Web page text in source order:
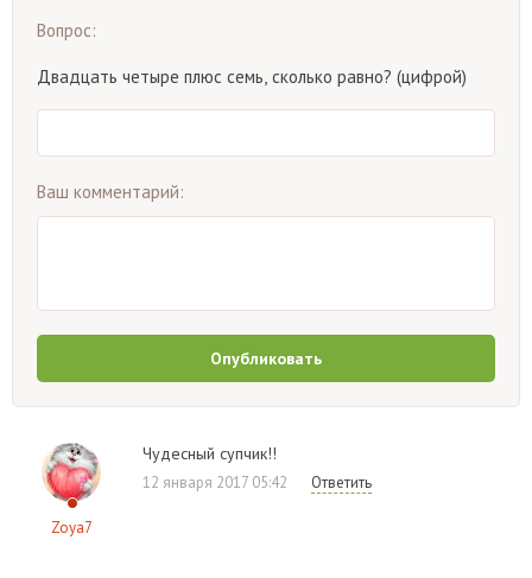
Вопрос:
Двадцать четыре плюс семь, сколько равно? (цифрой)
Ваш комментарий:
Опубликовать
Zoya7
Чудесный супчик!!
12 января 2017 05:42 Ответить